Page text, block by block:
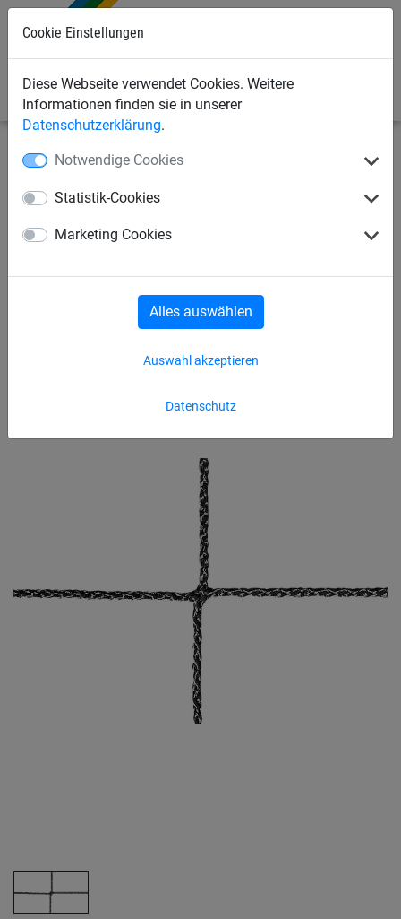
Cookie Einstellungen
Diese Webseite verwendet Cookies. Weitere
Informationen finden sie in unserer
Datenschutzerklärung.
Notwendige Cookies
Statistik-Cookies
Marketing Cookies
Datenschutz
Auswahl akzeptieren
Alles auswählen
Sportnetze Beach & Fun Netze
Beach-Volleyball
Trainingsnetz mit Einfaßband
50 mm oben